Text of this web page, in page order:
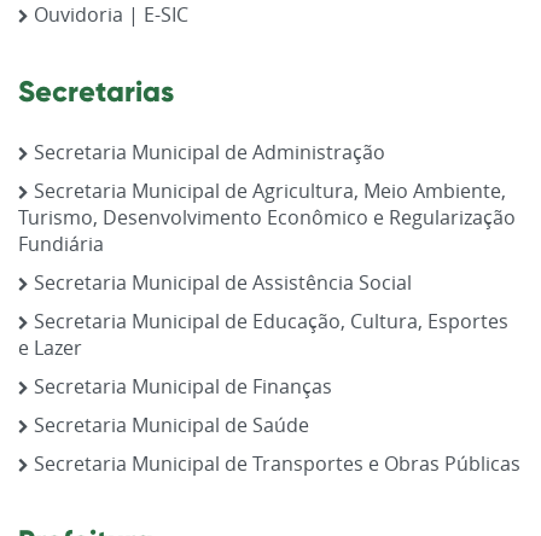
Ouvidoria | E-SIC
Secretarias
Secretaria Municipal de Administração
Secretaria Municipal de Agricultura, Meio Ambiente,
Turismo, Desenvolvimento Econômico e Regularização
Fundiária
Secretaria Municipal de Assistência Social
Secretaria Municipal de Educação, Cultura, Esportes
e Lazer
Secretaria Municipal de Finanças
Secretaria Municipal de Saúde
Secretaria Municipal de Transportes e Obras Públicas